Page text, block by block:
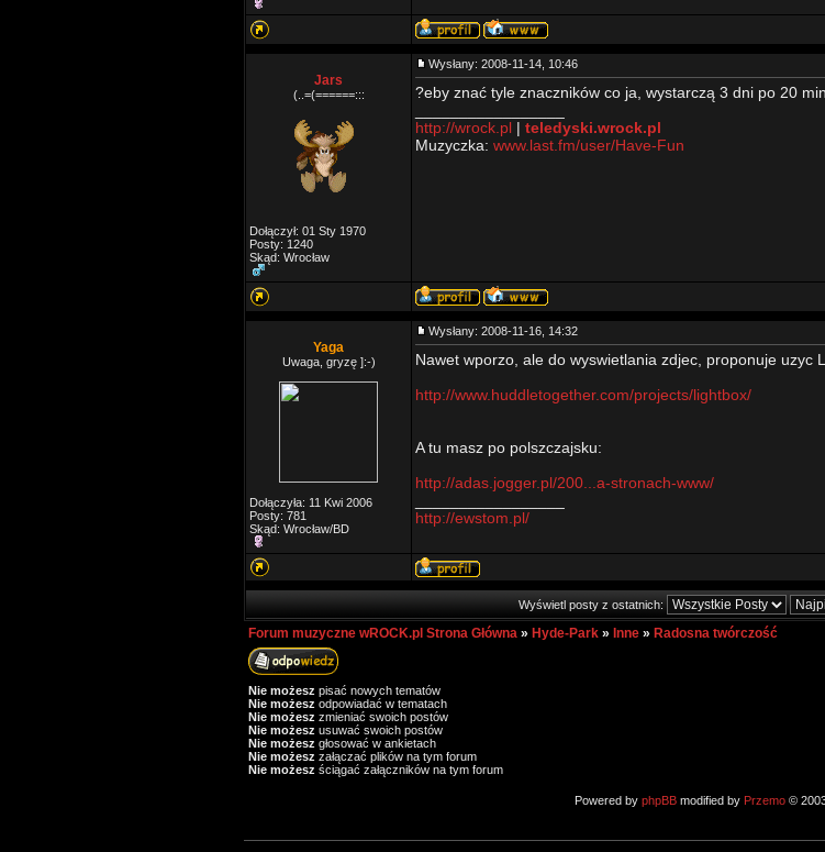
Jars
(..=(======:::
Dołączył: 01 Sty 1970
Posty: 1240
Skąd: Wrocław
Wysłany: 2008-11-14, 10:46
?eby znać tyle znaczników co ja, wystarczą 3 dni po 20
http://wrock.pl | teledyski.wrock.pl
Muzyczka: www.last.fm/user/Have-Fun
Yaga
Uwaga, gryzę ]:-)
Dołączyła: 11 Kwi 2006
Posty: 781
Skąd: Wrocław/BD
Wysłany: 2008-11-16, 14:32
Nawet wporzo, ale do wyswietlania zdjec, proponuje
http://www.huddletogether.com/projects/lightbox/
A tu masz po polszczajsku:
http://adas.jogger.pl/200...a-stronach-www/
http://ewstom.pl/
Wyświetl posty z ostatnich:
Forum muzyczne wROCK.pl Strona Główna » Hyde-Park » Inne » Radosna twórczość
Nie możesz pisać nowych tematów
Nie możesz odpowiadać w tematach
Nie możesz zmieniać swoich postów
Nie możesz usuwać swoich postów
Nie możesz głosować w ankietach
Nie możesz załączać plików na tym forum
Nie możesz ściągać załączników na tym forum
Powered by phpBBmodified by Przemo©